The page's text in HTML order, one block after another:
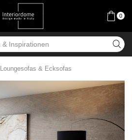
0
Loungesofas & Ecksofas